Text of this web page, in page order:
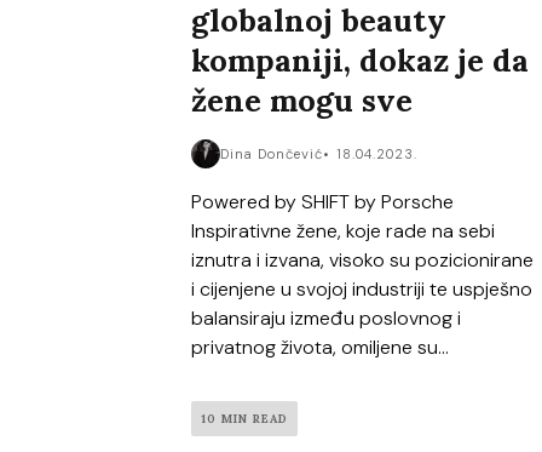
globalnoj beauty
kompaniji, dokaz je da
žene mogu sve
Dina Dončević 18.04.2023.
Powered by SHIFT by Porsche
Inspirativne žene, koje rade na sebi
iznutra i izvana, visoko su pozicionirane
i cijenjene u svojoj industriji te uspješno
balansiraju između poslovnog i
privatnog života, omiljene su...
10 MIN READ